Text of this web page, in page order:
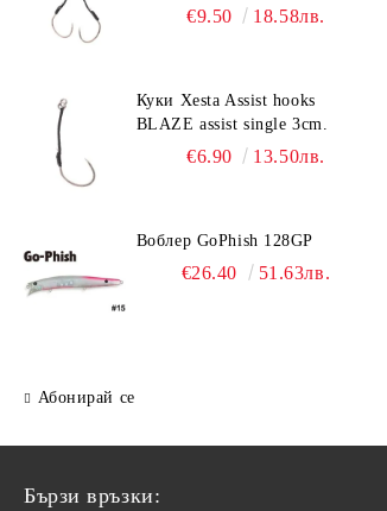
€9.50 18.58лв.
Куки Xesta Assist hooks
BLAZE assist single 3cm.
€6.90 13.50лв.
Воблер GoPhish 128GP
€26.40 51.63лв.
Абонирай се
Бързи връзки: